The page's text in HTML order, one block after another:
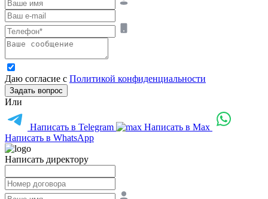
Даю согласие с Политикой конфиденциальности
Задать вопрос
Или
Написать в Telegram
Написать в Max
Написать в WhatsApp
Написать директору